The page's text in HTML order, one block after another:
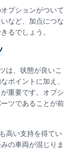
プションがついて
など、加点につな
るでしょう。
は、状態が良いこ
ポイントに加え、
重要です。オプシ
ツであることが前
高い支持を得てい
の車両が混じりま